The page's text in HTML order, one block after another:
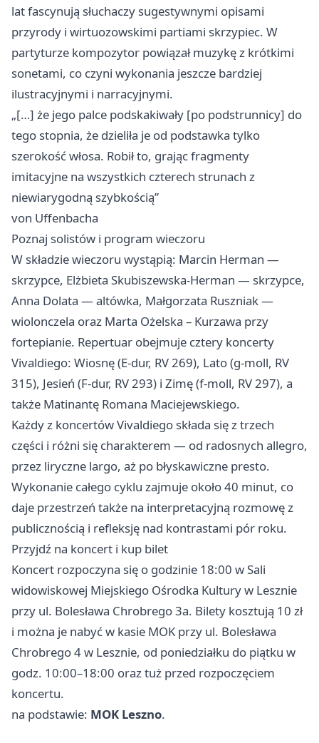
lat fascynują słuchaczy sugestywnymi opisami
przyrody i wirtuozowskimi partiami skrzypiec. W
partyturze kompozytor powiązał muzykę z krótkimi
sonetami, co czyni wykonania jeszcze bardziej
ilustracyjnymi i narracyjnymi.
„[…] że jego palce podskakiwały [po podstrunnicy] do
tego stopnia, że dzieliła je od podstawka tylko
szerokość włosa. Robił to, grając fragmenty
imitacyjne na wszystkich czterech strunach z
niewiarygodną szybkością”
von Uffenbacha
Poznaj solistów i program wieczoru
W składzie wieczoru wystąpią: Marcin Herman —
skrzypce, Elżbieta Skubiszewska‑Herman — skrzypce,
Anna Dolata — altówka, Małgorzata Ruszniak —
wiolonczela oraz Marta Ożelska – Kurzawa przy
fortepianie. Repertuar obejmuje cztery koncerty
Vivaldiego: Wiosnę (E‑dur, RV 269), Lato (g‑moll, RV
315), Jesień (F‑dur, RV 293) i Zimę (f‑moll, RV 297), a
także Matinantę Romana Maciejewskiego.
Każdy z koncertów Vivaldiego składa się z trzech
części i różni się charakterem — od radosnych allegro,
przez liryczne largo, aż po błyskawiczne presto.
Wykonanie całego cyklu zajmuje około 40 minut, co
daje przestrzeń także na interpretacyjną rozmowę z
publicznością i refleksję nad kontrastami pór roku.
Przyjdź na koncert i kup bilet
Koncert rozpoczyna się o godzinie 18:00 w Sali
widowiskowej Miejskiego Ośrodka Kultury w Lesznie
przy ul. Bolesława Chrobrego 3a. Bilety kosztują 10 zł
i można je nabyć w kasie MOK przy ul. Bolesława
Chrobrego 4 w Lesznie, od poniedziałku do piątku w
godz. 10:00–18:00 oraz tuż przed rozpoczęciem
koncertu.
na podstawie: MOK Leszno.